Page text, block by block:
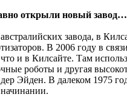
открыли новый завод…
завода, в
В 2006 году в
и в Килсайте. Там
роботы и другая
Эйден. В далеком 1975